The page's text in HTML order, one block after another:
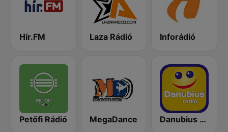
Hír.FM Laza Rádió Inforádió
Petőfi Rádió MegaDance Danubius Rádió